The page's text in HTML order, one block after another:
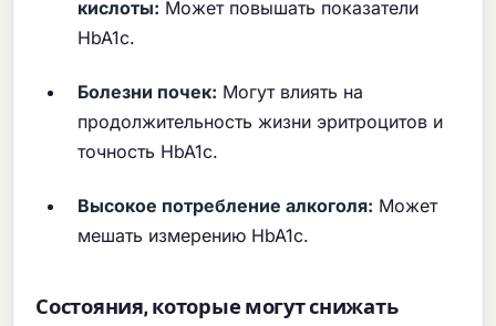
кислоты: Может повышать показатели
HbA1c.
Болезни почек: Могут влиять на
продолжительность жизни эритроцитов и
точность HbA1c.
Высокое потребление алкоголя: Может
мешать измерению HbA1c.
Состояния, которые могут снижать